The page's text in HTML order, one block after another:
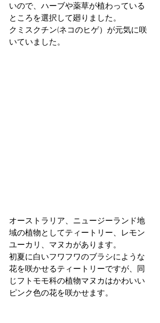
いので、ハーブや薬草が植わっている
ところを選択して廻りました。
クミスクチン(ネコのヒゲ）が元気に咲
いていました。
オーストラリア、ニュージーランド地
域の植物としてティートリー、レモン
ユーカリ、マヌカがあります。
初夏に白いフワフワのブラシにような
花を咲かせるティートリーですが、同
じフトモモ科の植物マヌカはかわいい
ピンク色の花を咲かせます。